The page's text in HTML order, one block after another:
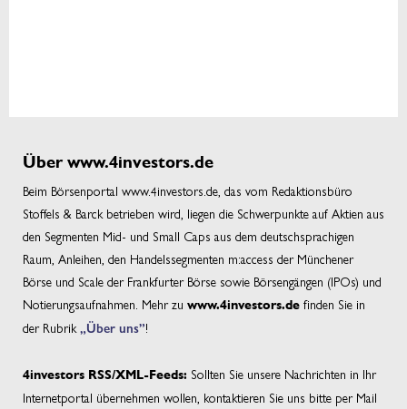
Über www.4investors.de
Beim Börsenportal www.4investors.de, das vom Redaktionsbüro
Stoffels & Barck betrieben wird, liegen die Schwerpunkte auf Aktien aus
den Segmenten Mid- und Small Caps aus dem deutschsprachigen
Raum, Anleihen, den Handelssegmenten m:access der Münchener
Börse und Scale der Frankfurter Börse sowie Börsengängen (IPOs) und
Notierungsaufnahmen. Mehr zu www.4investors.de finden Sie in
der Rubrik „Über uns”!
4investors RSS/XML-Feeds: Sollten Sie unsere Nachrichten in Ihr
Internetportal übernehmen wollen, kontaktieren Sie uns bitte per Mail